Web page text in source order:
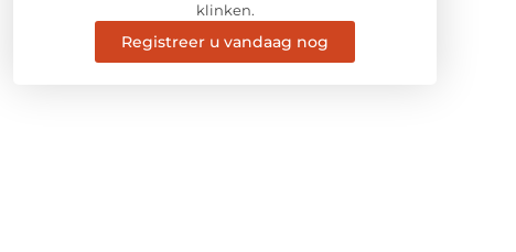
klinken.
Registreer u vandaag nog